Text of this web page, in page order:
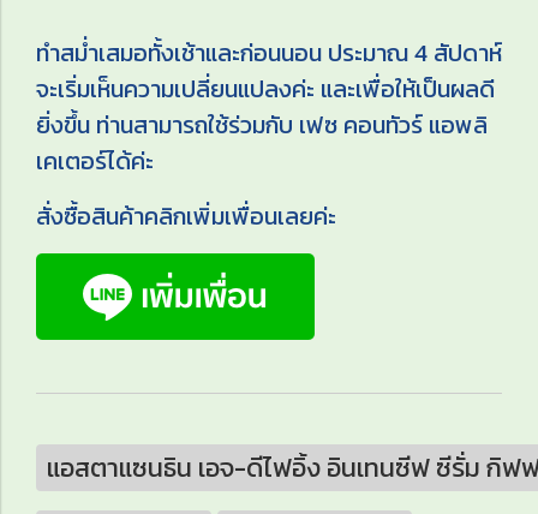
ทำสม่ำเสมอทั้งเช้าและก่อนนอน ประมาณ 4 สัปดาห์
จะเริ่มเห็นความเปลี่ยนแปลงค่ะ และเพื่อให้เป็นผลดี
ยิ่งขึ้น ท่านสามารถใช้ร่วมกับ เฟซ คอนทัวร์ แอพลิ
เคเตอร์ได้ค่ะ
สั่งซื้อสินค้าคลิกเพิ่มเพื่อนเลยค่ะ
แอสตาแซนธิน เอจ-ดีไฟอิ้ง อินเทนซีฟ ซีรั่ม กิฟ